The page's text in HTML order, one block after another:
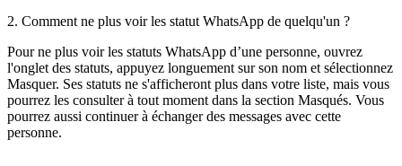
2. Comment ne plus voir les statut WhatsApp de quelqu'un ?
Pour ne plus voir les statuts WhatsApp d’une personne, ouvrez
l'onglet des statuts, appuyez longuement sur son nom et sélectionnez
Masquer. Ses statuts ne s'afficheront plus dans votre liste, mais vous
pourrez les consulter à tout moment dans la section Masqués. Vous
pourrez aussi continuer à échanger des messages avec cette
personne.